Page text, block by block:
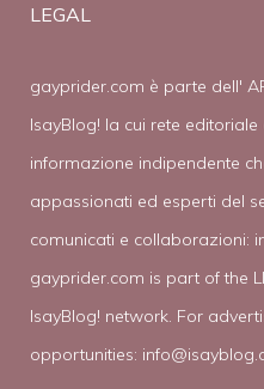
LEGAL
gayprider.com è parte dell'
IsayBlog! la cui rete
informazione indipendente
appassionati ed esperti del
comunicati e collaborazioni:
gayprider.com is part of the
IsayBlog! network. For
opportunities: